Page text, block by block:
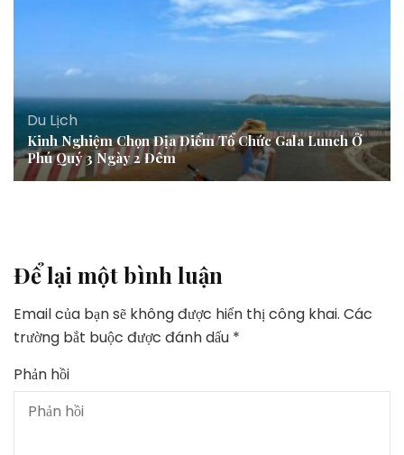
Du Lịch
Kinh Nghiệm Chọn Địa Điểm Tổ Chức Gala Lunch Ở
Phú Quý 3 Ngày 2 Đêm
Để lại một bình luận
Email của bạn sẽ không được hiển thị công khai. Các
trường bắt buộc được đánh dấu *
Phản hồi